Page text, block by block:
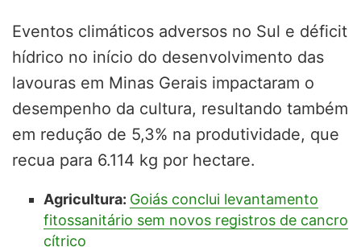
Eventos climáticos adversos no Sul e déficit
hídrico no início do desenvolvimento das
lavouras em Minas Gerais impactaram o
desempenho da cultura, resultando também
em redução de 5,3% na produtividade, que
recua para 6.114 kg por hectare.
Agricultura: Goiás conclui levantamento
fitossanitário sem novos registros de cancro
cítrico